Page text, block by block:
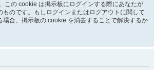
この cookie は掲示板にログインする際にあなたが
ものです。もしログインまたはログアウトに関して
場合、掲示板の cookie を消去することで解決するか